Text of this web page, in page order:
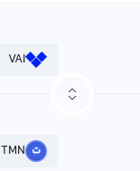
VAI
TMN